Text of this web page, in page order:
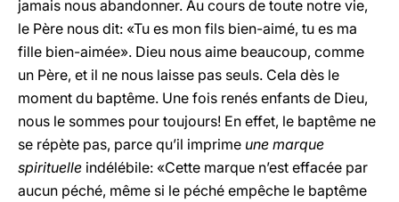
jamais nous abandonner. Au cours de toute notre vie,
le Père nous dit: «Tu es mon fils bien-aimé, tu es ma
fille bien-aimée». Dieu nous aime beaucoup, comme
un Père, et il ne nous laisse pas seuls. Cela dès le
moment du baptême. Une fois renés enfants de Dieu,
nous le sommes pour toujours! En effet, le baptême ne
se répète pas, parce qu’il imprime une marque
spirituelle indélébile: «Cette marque n’est effacée par
aucun péché, même si le péché empêche le baptême